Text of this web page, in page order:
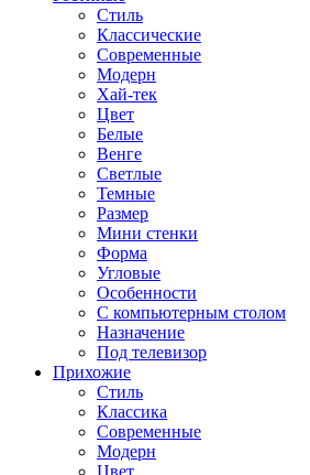
Стиль
Классические
Современные
Модерн
Хай-тек
Цвет
Белые
Венге
Светлые
Темные
Размер
Мини стенки
Форма
Угловые
Особенности
С компьютерным столом
Назначение
Под телевизор
Прихожие
Стиль
Классика
Современные
Модерн
Цвет